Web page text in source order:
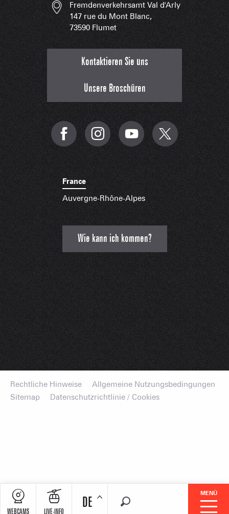
MENÜ
Suche
DE
WEBCAMS LIVE-INFO
Fremdenverkehrsamt Val d'Arly
147 rue du Mont Blanc,
73590 Flumet
Kontaktieren Sie uns
Unsere Broschüren
France
Auvergne-Rhône-Alpes
Wie kann ich kommen?
Rechtliche Hinweise
Allgemeine Nutzungsbedingungen
Sitemap
Datenschutzrichtlinie / Cookies